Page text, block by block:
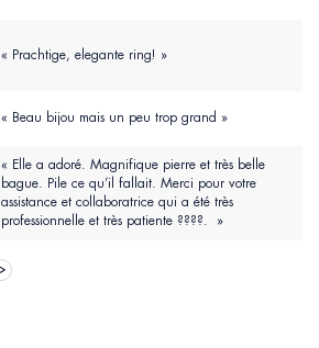
« Prachtige, elegante ring! »
« Beau bijou mais un peu trop grand »
« Elle a adoré. Magnifique pierre et très belle
bague. Pile ce qu’il fallait. Merci pour votre
assistance et collaboratrice qui a été très
professionnelle et très patiente ????. »